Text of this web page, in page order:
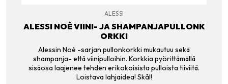
ALESSI
ALESSI NOÈ VIINI- JA SHAMPANJAPULLONK
ORKKI
Alessin Noé -sarjan pullonkorkki mukautuu sekä
shampanja- että viinipulloihin. Korkkia pyörittämällä
sisäosa laajenee tehden erikokoisista pulloista tiiviitä.
Loistava lahjaidea! Skål!